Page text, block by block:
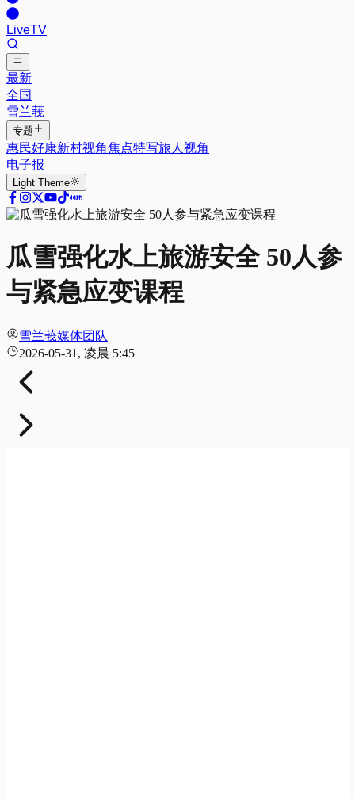
LiveTV
最新
全国
雪兰莪
专题
惠民好康新村视角焦点特写旅人视角
电子报
Light Theme
瓜雪强化水上旅游安全 50人参
与紧急应变课程
雪兰莪媒体团队
2026-05-31, 凌晨 5:45